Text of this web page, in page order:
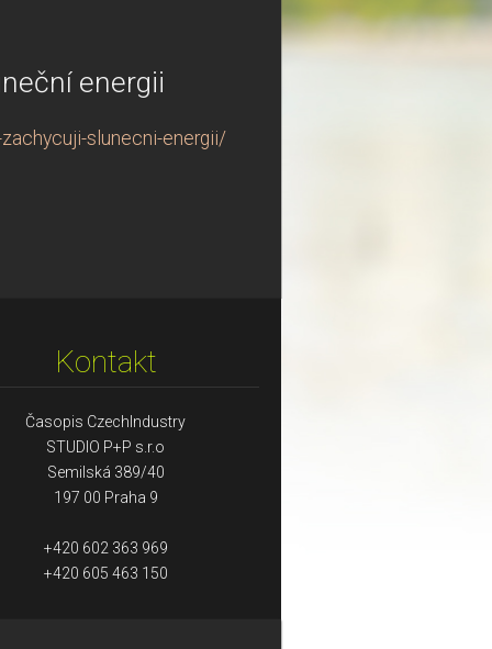
energii
slunecni-energii/
Kontakt
Časopis CzechIndustry
STUDIO P+P s.r.o
Semilská 389/40
197 00 Praha 9
+420 602 363 969
+420 605 463 150